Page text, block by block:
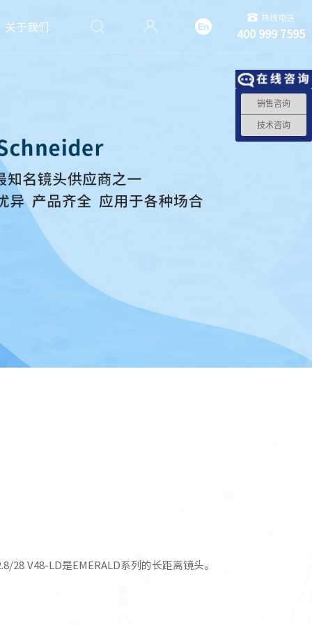
关于我们
热线电话
400 999 7595
28 V48-LD是EMERALD系列的长距离镜头。
销售咨询
技术咨询